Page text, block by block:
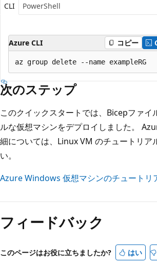
CLI PowerShell
Azure CLI コピー
次のステップ
このクイックスタートでは、Bicepファイ
ルな仮想マシンをデプロイしました。
細については、Linux VM のチュートリア
い。
Azure Windows 仮想マシンのチュートリ
フィードバック
このページはお役に立ちましたか? はい